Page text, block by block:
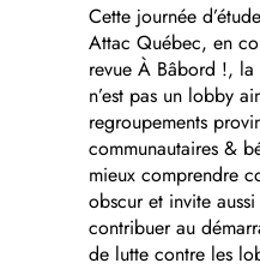
Cette journée
Attac Québec, en
revue À Bâbord !,
n’est pas un lobby
regroupements
communautaires &
mieux comprendre
obscur et invite
contribuer au
de lutte contre les